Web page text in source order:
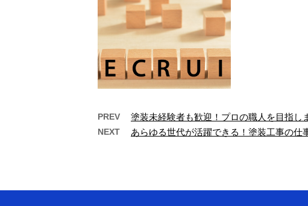
手に職をつけたい方必見！
塗装未経験者
PREV 塗装未経験者も歓迎！プロの職人を目指し
NEXT あらゆる世代が活躍できる！塗装工事の仕